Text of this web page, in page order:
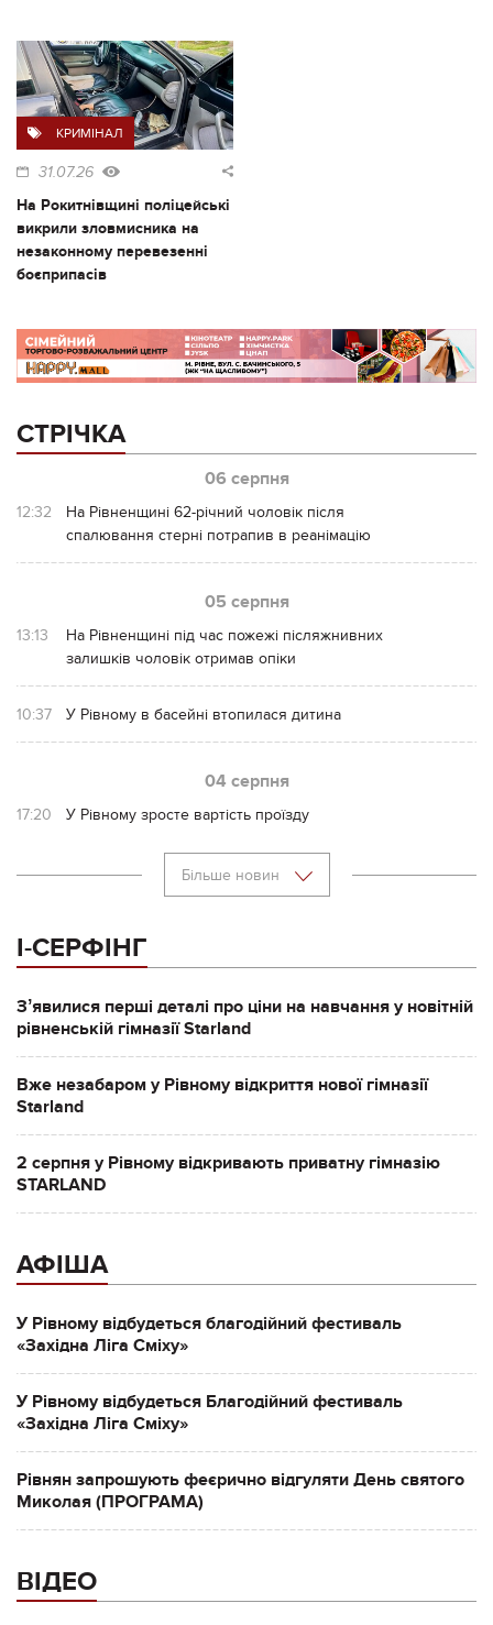
КРИМІНАЛ
31.07.26
На Рокитнівщині поліцейські
викрили зловмисника на
незаконному перевезенні
боєприпасів
СТРІЧКА
06 серпня
12:32
На Рівненщині 62-річний чоловік після
спалювання стерні потрапив в реанімацію
05 серпня
13:13
На Рівненщині під час пожежі післяжнивних
залишків чоловік отримав опіки
10:37 У Рівному в басейні втопилася дитина
04 серпня
17:20 У Рівному зросте вартість проїзду
Більше новин
І-СЕРФІНГ
Зʼявилися перші деталі про ціни на навчання у новітній
рівненській гімназії Starland
Вже незабаром у Рівному відкриття нової гімназії
Starland
2 серпня у Рівному відкривають приватну гімназію
STARLAND
АФІША
У Рівному відбудеться благодійний фестиваль
«Західна Ліга Сміху»
У Рівному відбудеться Благодійний фестиваль
«Західна Ліга Сміху»
Рівнян запрошують феєрично відгуляти День святого
Миколая (ПРОГРАМА)
ВІДЕО